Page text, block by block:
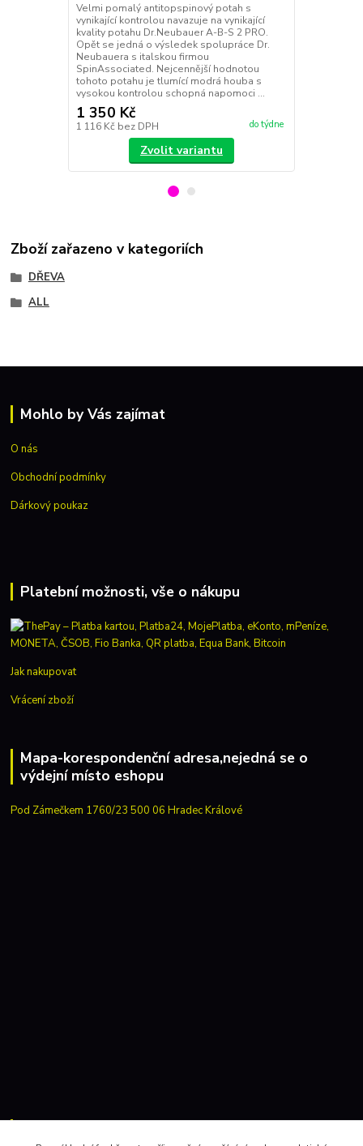
Velmi pomalý antitopspinový potah s
vynikající kontrolou navazuje na vynikající
kvality potahu Dr.Neubauer A-B-S 2 PRO.
Opět se jedná o výsledek spolupráce Dr.
Neubauera s italskou firmou
SpinAssociated. Nejcennější hodnotou
tohoto potahu je tlumící modrá houba s
vysokou kontrolou schopná napomoci ...
1 350 Kč
1 116 Kč bez DPH do týdne
Zvolit variantu
Zboží zařazeno v kategoriích
DŘEVA
ALL
Mohlo by Vás zajímat
O nás
Obchodní podmínky
Dárkový poukaz
Platební možnosti, vše o nákupu
Jak nakupovat
Vrácení zboží
Mapa-korespondenční adresa,nejedná se o
výdejní místo eshopu
Pod Zámečkem 1760/23 500 06 Hradec Králové